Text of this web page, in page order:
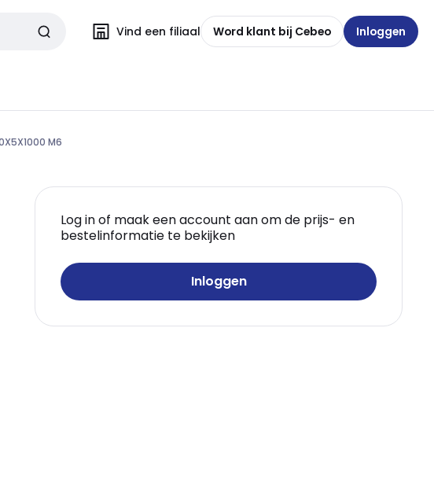
Vind een filiaal Word klant bij Cebeo Inloggen
M6
Log in of maak een account aan om de prijs- en
bestelinformatie te bekijken
Inloggen